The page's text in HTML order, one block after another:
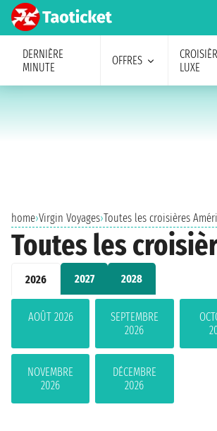
DERNIÈRE
MINUTE
OFFRES
LUXE
home›Virgin Voyages›Toutes les croisières
Toutes les
2026 2027 2028
AOÛT 2026
SEPTEMBRE
2026
NOVEMBRE
2026
DÉCEMBRE
2026